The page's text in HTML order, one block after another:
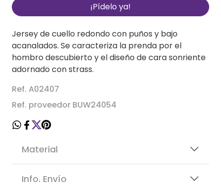
¡Pídelo ya!
Jersey de cuello redondo con puños y bajo
acanalados. Se caracteriza la prenda por el
hombro descubierto y el diseño de cara sonriente
adornado con strass.
Ref. A02407
Ref. proveedor BUW24054
Material
Info. Envío